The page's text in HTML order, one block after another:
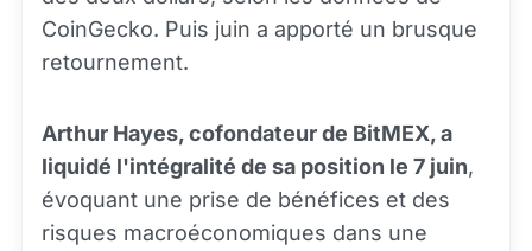
CoinGecko. Puis juin a apporté un brusque
retournement.
Arthur Hayes, cofondateur de BitMEX, a
liquidé l'intégralité de sa position le 7 juin,
évoquant une prise de bénéfices et des
risques macroéconomiques dans une